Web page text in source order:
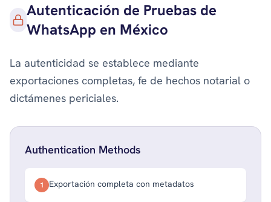
Autenticación de Pruebas de
WhatsApp en México
La autenticidad se establece mediante
exportaciones completas, fe de hechos notarial o
dictámenes periciales.
Authentication Methods
1 Exportación completa con metadatos